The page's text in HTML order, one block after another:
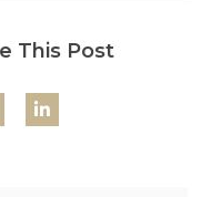
This Post